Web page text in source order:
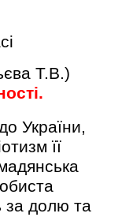
Т.В.)
України,
її
за долю та